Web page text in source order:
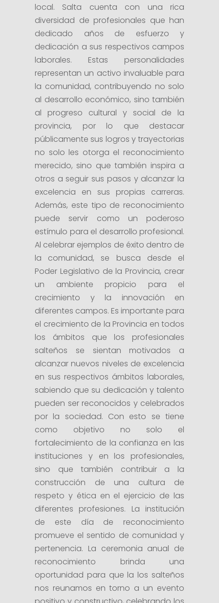
local. Salta cuenta con una rica
diversidad de profesionales que han
dedicado años de esfuerzo y
dedicación a sus respectivos campos
laborales. Estas personalidades
representan un activo invaluable para
la comunidad, contribuyendo no solo
al desarrollo económico, sino también
al progreso cultural y social de la
provincia, por lo que destacar
públicamente sus logros y trayectorias
no solo les otorga el reconocimiento
merecido, sino que también inspira a
otros a seguir sus pasos y alcanzar la
excelencia en sus propias carreras.
Además, este tipo de reconocimiento
puede servir como un poderoso
estímulo para el desarrollo profesional.
Al celebrar ejemplos de éxito dentro de
la comunidad, se busca desde el
Poder Legislativo de la Provincia, crear
un ambiente propicio para el
crecimiento y la innovación en
diferentes campos. Es importante para
el crecimiento de la Provincia en todos
los ámbitos que los profesionales
salteños se sientan motivados a
alcanzar nuevos niveles de excelencia
en sus respectivos ámbitos laborales,
sabiendo que su dedicación y talento
pueden ser reconocidos y celebrados
por la sociedad. Con esto se tiene
como objetivo no solo el
fortalecimiento de la confianza en las
instituciones y en los profesionales,
sino que también contribuir a la
construcción de una cultura de
respeto y ética en el ejercicio de las
diferentes profesiones. La institución
de este día de reconocimiento
promueve el sentido de comunidad y
pertenencia. La ceremonia anual de
reconocimiento brinda una
oportunidad para que la los salteños
nos reunamos en torno a un evento